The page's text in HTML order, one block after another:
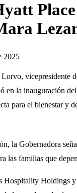
2025
en la inauguración
para el bienestar y
la Gobernadora
las familias que
Hospitality Holdings